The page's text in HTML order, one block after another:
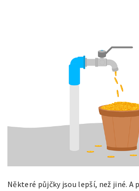
Některé půjčky jsou lepší, než jiné. A